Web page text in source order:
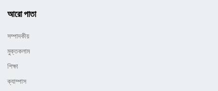
আরো পাতা
সম্পাদকীয়
মুক্তকলাম
শিক্ষা
ক্যাম্পাস